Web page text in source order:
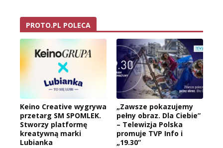
PROTO.PL POLECA
Keino Creative wygrywa
przetarg SM SPOMLEK.
Stworzy platformę
kreatywną marki
Lubianka
„Zawsze pokazujemy
pełny obraz. Dla Ciebie”
– Telewizja Polska
promuje TVP Info i
„19.30”